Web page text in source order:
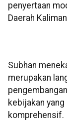
penyertaan
Daerah
Subhan
merupakan
kebijakan
komprehensif.